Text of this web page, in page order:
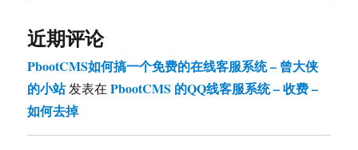
近期评论
PbootCMS如何搞一个免费的在线客服系统 – 曾大侠
的小站发表在PbootCMS 的QQ线客服系统 – 收费 –
如何去掉